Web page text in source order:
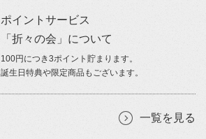
ポイントサービス
「折々の会」について
100円につき3ポイント貯まります。
誕生日特典や限定商品もございます。
一覧を見る